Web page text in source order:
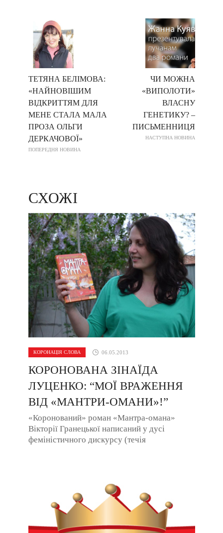
ТЕТЯНА БЕЛІМОВА:
«НАЙНОВІШИМ
ВІДКРИТТЯМ ДЛЯ
МЕНЕ СТАЛА МАЛА
ПРОЗА ОЛЬГИ
ДЕРКАЧОВОЇ»
ПОПЕРЕДНЯ НОВИНА
ЧИ МОЖНА
«ВИПОЛОТИ»
ВЛАСНУ
ГЕНЕТИКУ? –
ПИСЬМЕННИЦЯ
НАСТУПНА НОВИНА
СХОЖІ
КОРОНАЦІЯ СЛОВА 06.05.2013
КОРОНОВАНА ЗІНАЇДА
ЛУЦЕНКО: “МОЇ ВРАЖЕННЯ
ВІД «МАНТРИ-ОМАНИ»!”
«Коронований» роман «Мантра-омана»
Вікторії Гранецької написаний у дусі
феміністичного дискурсу (течія